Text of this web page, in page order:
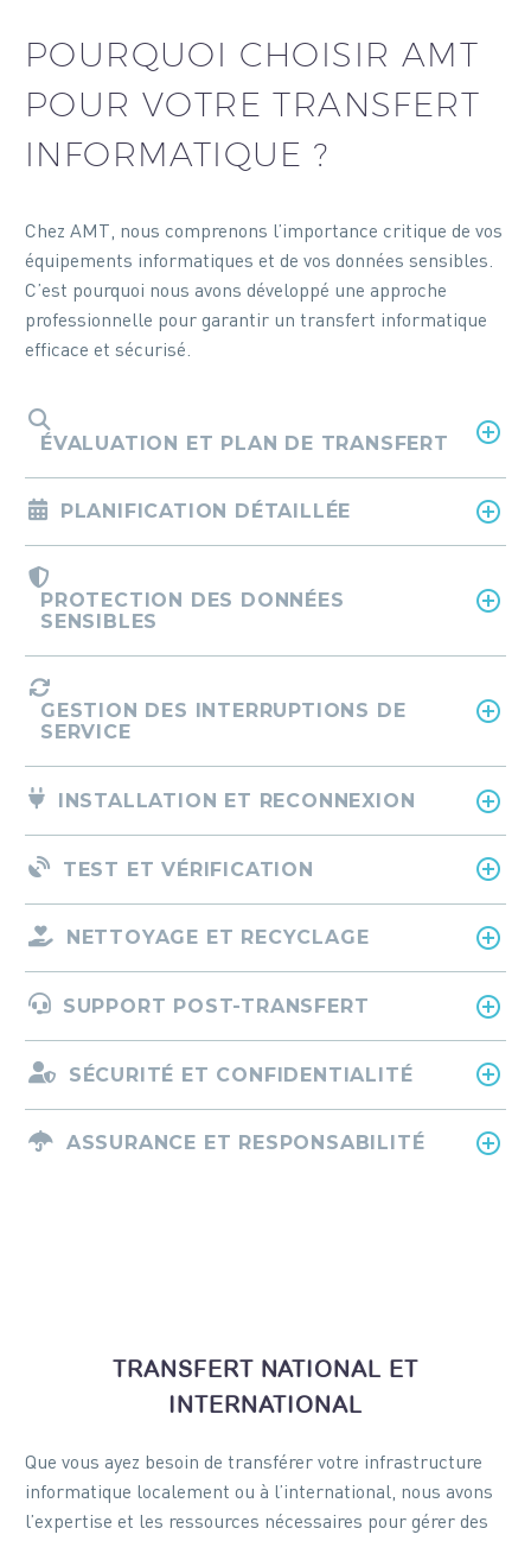
POURQUOI CHOISIR AMT
POUR VOTRE TRANSFERT
INFORMATIQUE ?
Chez AMT, nous comprenons l’importance critique de vos
équipements informatiques et de vos données sensibles.
C’est pourquoi nous avons développé une approche
professionnelle pour garantir un transfert informatique
efficace et sécurisé.
ÉVALUATION ET PLAN DE TRANSFERT
PLANIFICATION DÉTAILLÉE
PROTECTION DES DONNÉES
SENSIBLES
GESTION DES INTERRUPTIONS DE
SERVICE
INSTALLATION ET RECONNEXION
TEST ET VÉRIFICATION
NETTOYAGE ET RECYCLAGE
SUPPORT POST-TRANSFERT
SÉCURITÉ ET CONFIDENTIALITÉ
ASSURANCE ET RESPONSABILITÉ
TRANSFERT NATIONAL ET
INTERNATIONAL
Que vous ayez besoin de transférer votre infrastructure
informatique localement ou à l’international, nous avons
l’expertise et les ressources nécessaires pour gérer des